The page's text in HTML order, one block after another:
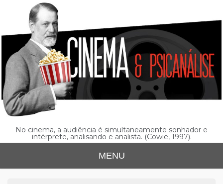
No cinema, a audiência é simultaneamente sonhador e
intérprete, analisando e analista. (Cowie, 1997).
MENU